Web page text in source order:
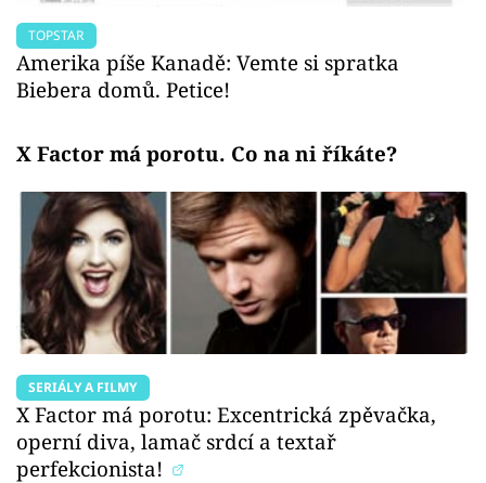
TOPSTAR
Amerika píše Kanadě: Vemte si spratka
Biebera domů. Petice!
X Factor má porotu. Co na ni říkáte?
SERIÁLY A FILMY
X Factor má porotu: Excentrická zpěvačka,
operní diva, lamač srdcí a textař
perfekcionista!